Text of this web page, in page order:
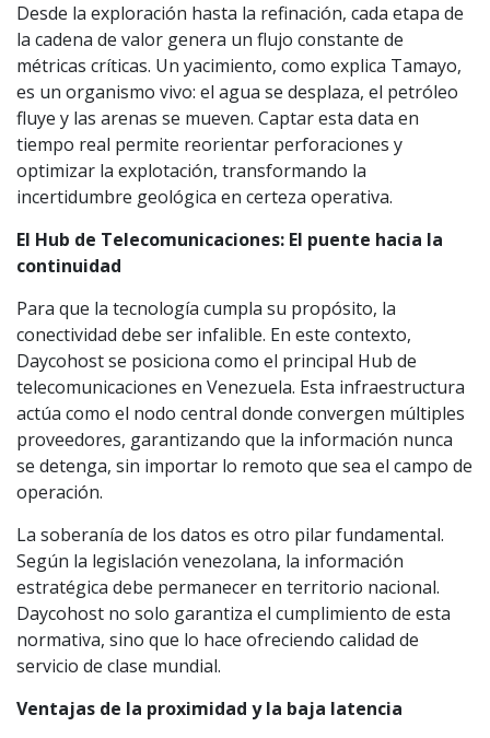
Desde la exploración hasta la refinación, cada etapa de
la cadena de valor genera un flujo constante de
métricas críticas. Un yacimiento, como explica Tamayo,
es un organismo vivo: el agua se desplaza, el petróleo
fluye y las arenas se mueven. Captar esta data en
tiempo real permite reorientar perforaciones y
optimizar la explotación, transformando la
incertidumbre geológica en certeza operativa.
El Hub de Telecomunicaciones: El puente hacia la
continuidad
Para que la tecnología cumpla su propósito, la
conectividad debe ser infalible. En este contexto,
Daycohost se posiciona como el principal Hub de
telecomunicaciones en Venezuela. Esta infraestructura
actúa como el nodo central donde convergen múltiples
proveedores, garantizando que la información nunca
se detenga, sin importar lo remoto que sea el campo de
operación.
La soberanía de los datos es otro pilar fundamental.
Según la legislación venezolana, la información
estratégica debe permanecer en territorio nacional.
Daycohost no solo garantiza el cumplimiento de esta
normativa, sino que lo hace ofreciendo calidad de
servicio de clase mundial.
Ventajas de la proximidad y la baja latencia